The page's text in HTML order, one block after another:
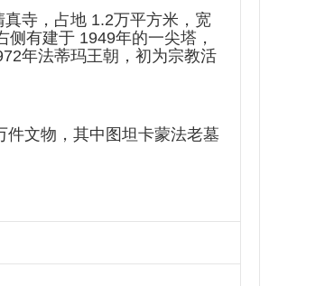
寺，占地 1.2万平方米，宽
有建于 1949年的一尖塔，
年法蒂玛王朝，初为宗教活
件文物，其中图坦卡蒙法老墓